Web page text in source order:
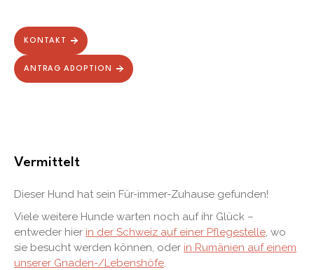
KONTAKT
ANTRAG ADOPTION
Vermittelt
Dieser Hund hat sein Für-immer-Zuhause gefunden!
Viele weitere Hunde warten noch auf ihr Glück –
entweder hier in der Schweiz auf einer Pflegestelle, wo
sie besucht werden können, oder in Rumänien auf einem
unserer Gnaden-/Lebenshöfe.